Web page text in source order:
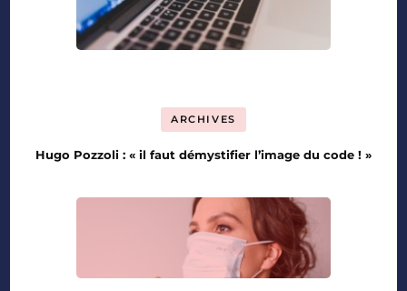
ARCHIVES
Hugo Pozzoli : « il faut démystifier l’image du code ! »